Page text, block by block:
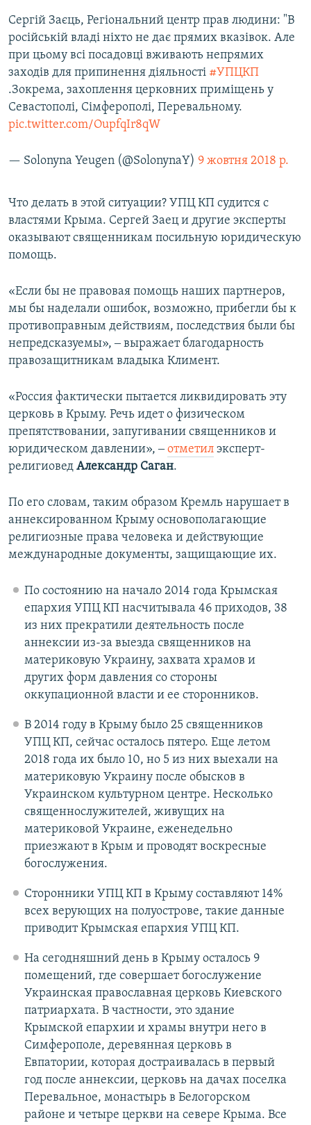
Сергій Заєць, Регіональний центр прав людини: "В
російській владі ніхто не дає прямих вказівок. Але
при цьому всі посадовці вживають непрямих
заходів для припинення діяльності #УПЦКП
.Зокрема, захоплення церковних приміщень у
Севастополі, Сімферополі, Перевальному.
pic.twitter.com/OupfqIr8qW
— Solonyna Yeugen (@SolonynaY) 9 жовтня 2018 р.
Что делать в этой ситуации? УПЦ КП судится с
властями Крыма. Сергей Заец и другие эксперты
оказывают священникам посильную юридическую
помощь.
«Если бы не правовая помощь наших партнеров,
мы бы наделали ошибок, возможно, прибегли бы к
противоправным действиям, последствия были бы
непредсказуемы», ‒ выражает благодарность
правозащитникам владыка Климент.
«Россия фактически пытается ликвидировать эту
церковь в Крыму. Речь идет о физическом
препятствовании, запугивании священников и
юридическом давлении», ‒отметил эксперт-
религиовед Александр Саган.
По его словам, таким образом Кремль нарушает в
аннексированном Крыму основополагающие
религиозные права человека и действующие
международные документы, защищающие их.
По состоянию на начало 2014 года Крымская
епархия УПЦ КП насчитывала 46 приходов, 38
из них прекратили деятельность после
аннексии из-за выезда священников на
материковую Украину, захвата храмов и
других форм давления со стороны
оккупационной власти и ее сторонников.
В 2014 году в Крыму было 25 священников
УПЦ КП, сейчас осталось пятеро. Еще летом
2018 года их было 10, но 5 из них выехали на
материковую Украину после обысков в
Украинском культурном центре. Несколько
священнослужителей, живущих на
материковой Украине, еженедельно
приезжают в Крым и проводят воскресные
богослужения.
Сторонники УПЦ КП в Крыму составляют 14%
всех верующих на полуострове, такие данные
приводит Крымская епархия УПЦ КП.
На сегодняшний день в Крыму осталось 9
помещений, где совершает богослужение
Украинская православная церковь Киевского
патриархата. В частности, это здание
Крымской епархии и храмы внутри него в
Симферополе, деревянная церковь в
Евпатории, которая достраивалась в первый
год после аннексии, церковь на дачах поселка
Перевальное, монастырь в Белогорском
районе и четыре церкви на севере Крыма. Все